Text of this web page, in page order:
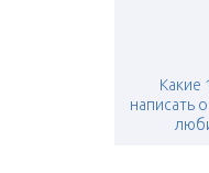
Какие
написать